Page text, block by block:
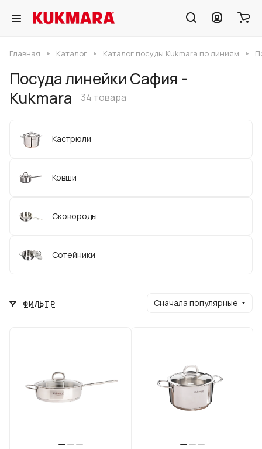
Главная Каталог Каталог посуды Kukmara по линиям
Посуда линейки Сафия -
Kukmara
34 товара
Кастрюли
Ковши
Сковороды
Сотейники
ФИЛЬТР Сначала популярные